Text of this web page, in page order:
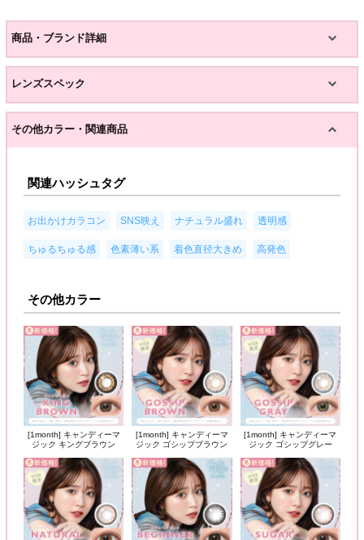
商品・ブランド詳細
レンズスペック
その他カラー・関連商品
関連ハッシュタグ
お出かけカラコン SNS映え ナチュラル盛れ 透明感
ちゅるちゅる感 色素薄い系 着色直径大きめ 高発色
その他カラー
[1month] キャンディーマ
ジック キングブラウン
[1month] キャンディーマ
ジック ゴシップブラウン
[1month] キャンディーマ
ジック ゴシップグレー